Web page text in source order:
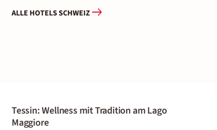
ALLE HOTELS SCHWEIZ
Tessin: Wellness mit Tradition am Lago
Maggiore